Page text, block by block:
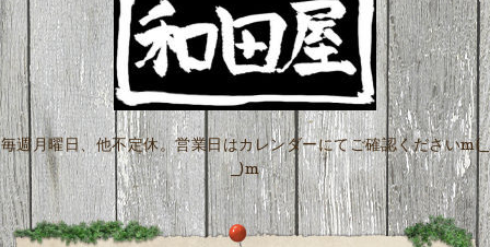
毎週月曜日、他不定休。営業日はカレンダーにてご確認くださいm(_
_)m